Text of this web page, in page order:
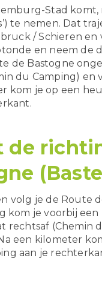
Stad komt,
te nemen. Dat
/ Schieren
en neem de
de Bastogne
du Camping)
kom je op een
de
volg je de Route
kom je voorbij
rechtsaf (Chemin
een kilometer
aan je